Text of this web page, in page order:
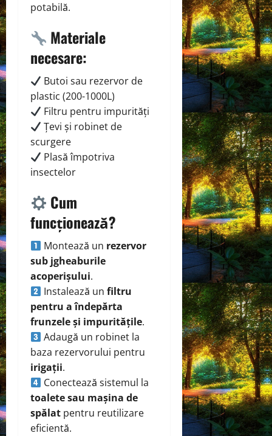
potabilă.
Materiale
necesare:
Butoi sau rezervor de
plastic (200-1000L)
Filtru pentru impurități
Țevi și robinet de
scurgere
Plasă împotriva
insectelor
Cum
funcționează?
Montează un rezervor
sub jgheaburile
acoperișului.
Instalează unfiltru
pentru a îndepărta
frunzele și impuritățile.
Adaugă un robinet la
baza rezervorului pentru
irigații.
Conectează sistemul la
toalete sau mașina de
spălat pentru reutilizare
eficientă.